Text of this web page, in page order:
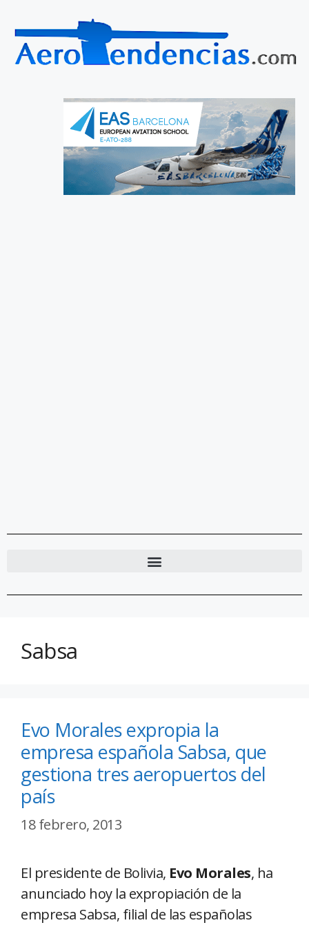
Sabsa
Evo Morales expropia la
empresa española Sabsa, que
gestiona tres aeropuertos del
país
18 febrero, 2013
El presidente de Bolivia, Evo Morales, ha
anunciado hoy la expropiación de la
empresa Sabsa, filial de las españolas